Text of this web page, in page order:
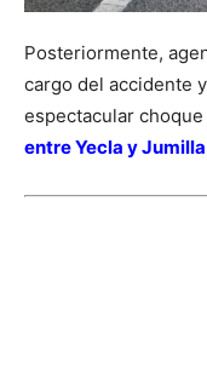
Posteriormente,
cargo del accidente
espectacular
entre Yecla y